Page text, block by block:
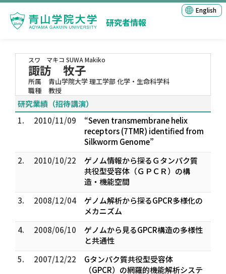
研究者情報
English
スワ マキコ SUWA Makiko
諏訪 牧子
所属
青山学院大学 理工学部 化学・生命科学科
職種
教授
研究業績（招待講演）
1.
2010/11/09
“Seven transmembrane helix
receptors (7TMR) identified from
Silkworm Genome”
2.
2010/10/22
ゲノム情報から探るＧタンパク質
共役型受容体（ＧＰＣＲ）の構
造・機能空間
3.
2008/12/04
ゲノム解析から探るGPCR多様化の
メカニズム
4.
2008/06/10
ゲノムから見るGPCR構造の多様性
と共通性
5.
2007/12/22
Gタンパク質共役型受容体
（GPCR）の網羅的機能解析システ